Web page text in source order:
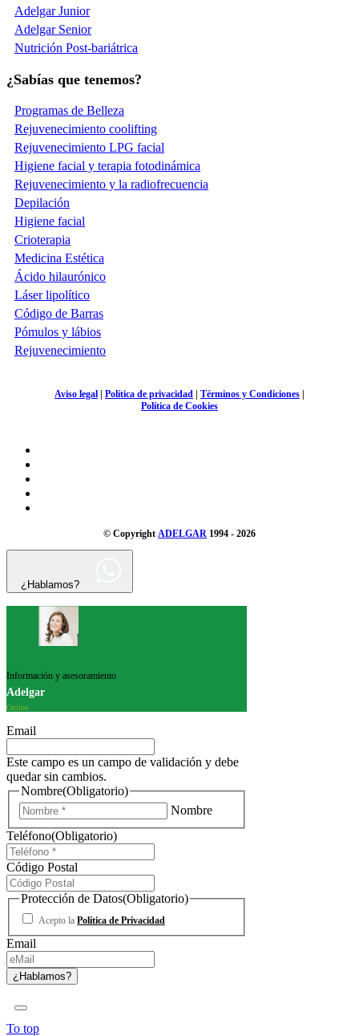
Adelgar Junior
Adelgar Senior
Nutrición Post-bariátrica
¿Sabías que tenemos?
Programas de Belleza
Rejuvenecimiento coolifting
Rejuvenecimiento LPG facial
Higiene facial y terapia fotodinámica
Rejuvenecimiento y la radiofrecuencia
Depilación
Higiene facial
Crioterapia
Medicina Estética
Ácido hilaurónico
Láser lipolítico
Código de Barras
Pómulos y lábios
Rejuvenecimiento
Aviso legal | Política de privacidad | Términos y Condiciones |
Política de Cookies
© Copyright ADELGAR 1994 - 2026
¿Hablamos?
Información y asesoramiento
Adelgar
Online
Email
Este campo es un campo de validación y debe
quedar sin cambios.
Nombre(Obligatorio)
Nombre
Teléfono(Obligatorio)
Código Postal
Protección de Datos(Obligatorio)
Acepto la Política de Privacidad
Email
To top